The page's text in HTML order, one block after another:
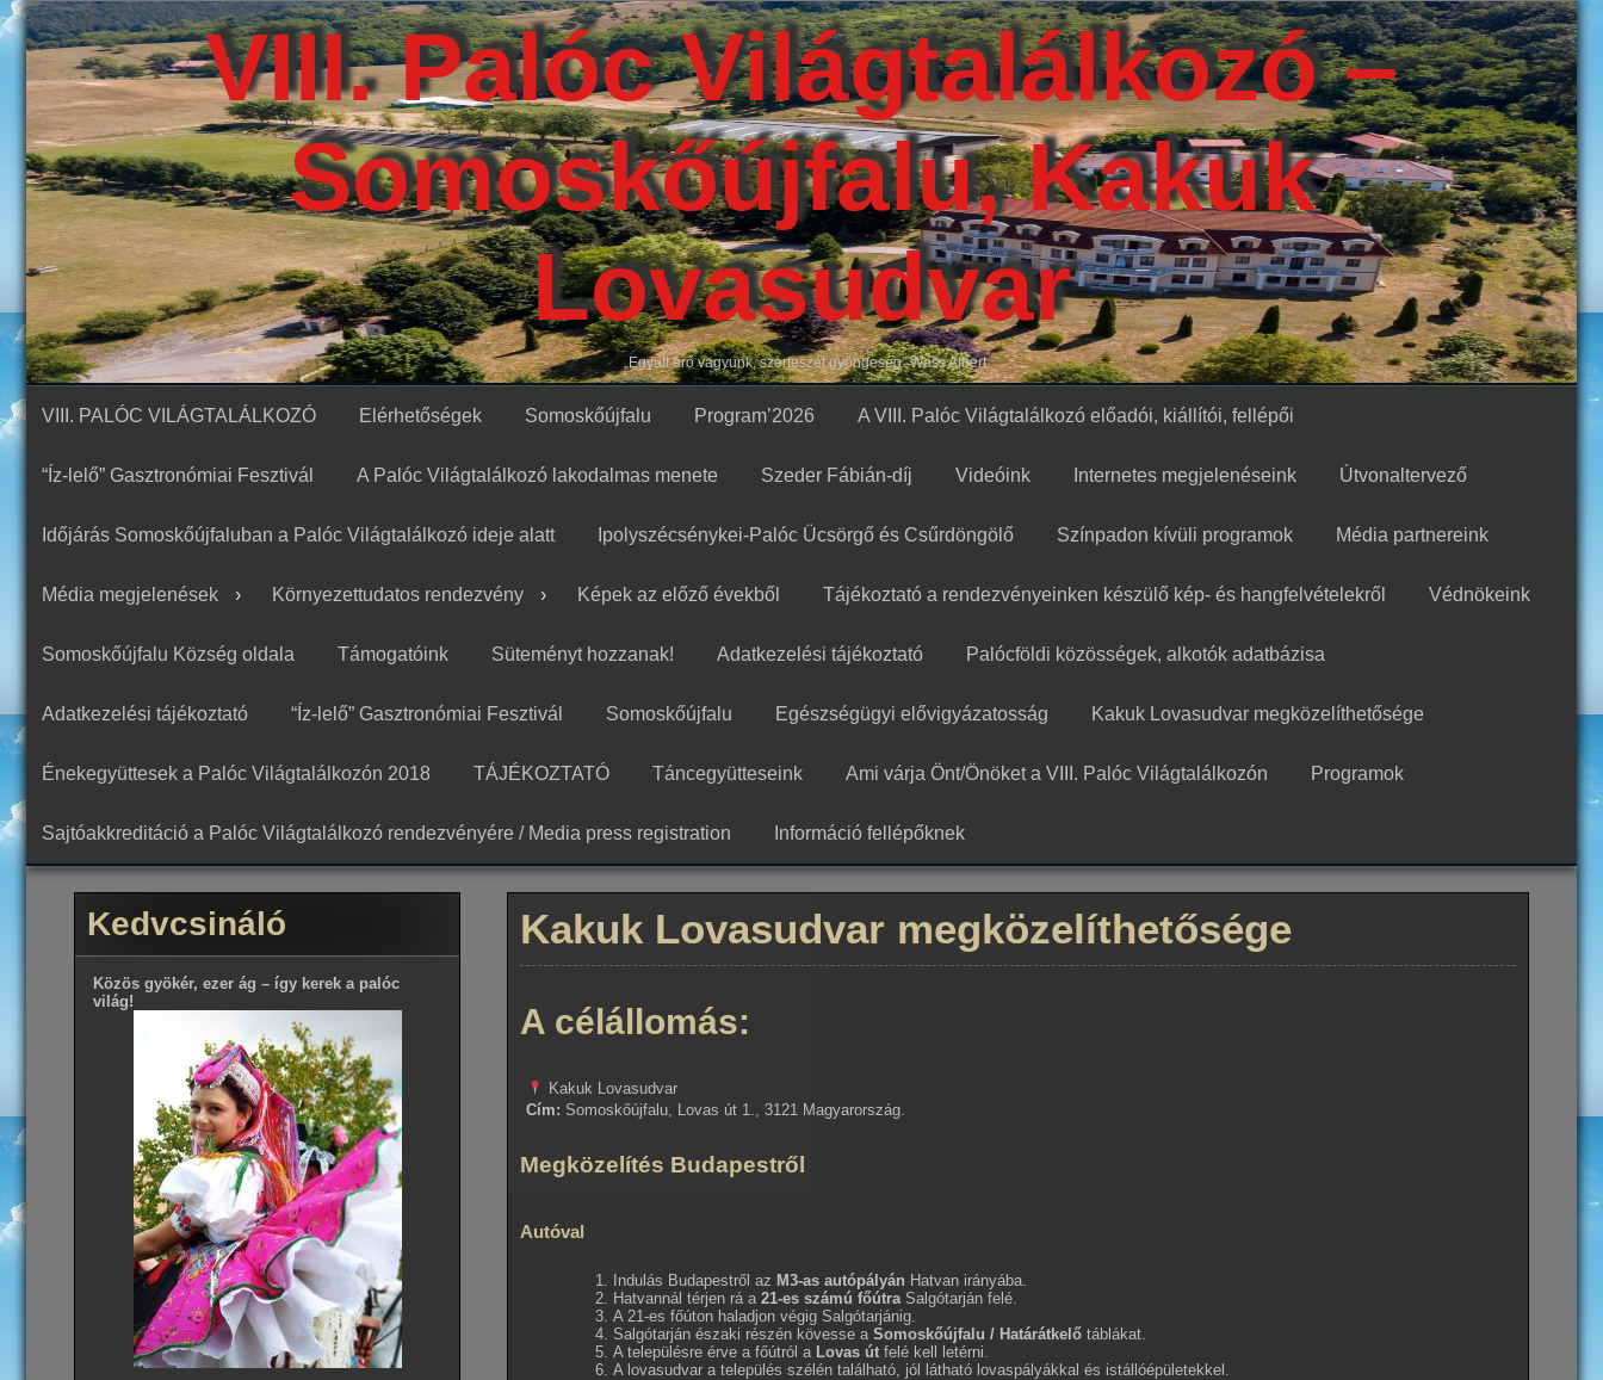
Skip
to
content
VIII. Palóc Világtalálkozó –
Somoskőújfalu, Kakuk
Lovasudvar
„Együtt erő vagyunk, szerteszét gyöngeség” Wass Albert
VIII. PALÓC VILÁGTALÁLKOZÓ Elérhetőségek Somoskőújfalu Program’2026 A VIII. Palóc Világtalálkozó előadói, kiállítói, fellépői
“Íz-lelő” Gasztronómiai Fesztivál A Palóc Világtalálkozó lakodalmas menete Szeder Fábián-díj Videóink Internetes megjelenéseink Útvonaltervező
Időjárás Somoskőújfaluban a Palóc Világtalálkozó ideje alatt Ipolyszécsénykei-Palóc Ücsörgő és Csűrdöngölő Színpadon kívüli programok Média partnereink
Média megjelenések Környezettudatos rendezvény Képek az előző évekből Tájékoztató a rendezvényeinken készülő kép- és hangfelvételekről Védnökeink
Somoskőújfalu Község oldala Támogatóink Süteményt hozzanak! Adatkezelési tájékoztató Palócföldi közösségek, alkotók adatbázisa
Adatkezelési tájékoztató “Íz-lelő” Gasztronómiai Fesztivál Somoskőújfalu Egészségügyi elővigyázatosság Kakuk Lovasudvar megközelíthetősége
Énekegyüttesek a Palóc Világtalálkozón 2018 TÁJÉKOZTATÓ Táncegyütteseink Ami várja Önt/Önöket a VIII. Palóc Világtalálkozón Programok
Sajtóakkreditáció a Palóc Világtalálkozó rendezvényére / Media press registration Információ fellépőknek
Kakuk Lovasudvar megközelíthetősége
A célállomás:
Kakuk Lovasudvar
Cím: Somoskőújfalu, Lovas út 1., 3121 Magyarország.
Megközelítés Budapestről
Autóval
Indulás Budapestről az M3-as autópályán Hatvan irányába.
Hatvannál térjen rá a21-es számú főútraSalgótarján felé.
A 21-es főúton haladjon végig Salgótarjánig.
Salgótarján északi részén kövesse aSomoskőújfalu / Határátkelő táblákat.
A településre érve a főútról a Lovas út felé kell letérni.
A lovasudvar a település szélén található, jól látható lovaspályákkal és istállóépületekkel.
Kedvcsináló
Közös gyökér, ezer ág – így kerek a palóc
világ!